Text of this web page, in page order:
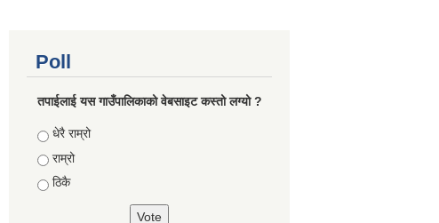
Poll
तपाईलाई यस गाउँपालिकाको वेबसाइट कस्तो लग्यो ?
Choices
धेरै राम्रो
राम्रो
ठिकै